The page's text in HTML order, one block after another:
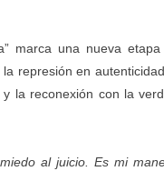
marca una nueva
represión en
la reconexión con la
al juicio. Es mi